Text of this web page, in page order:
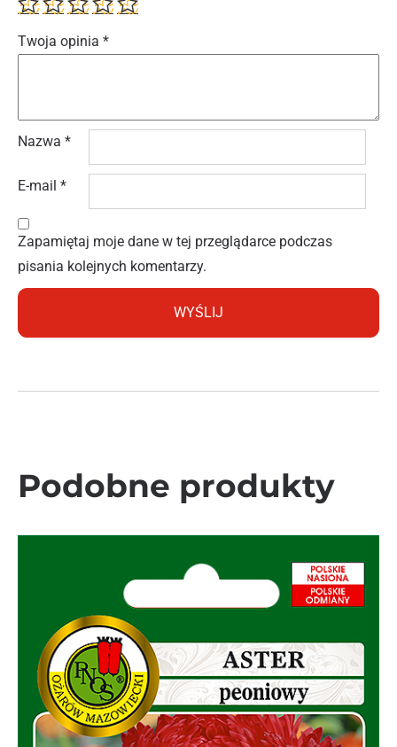
Twoja opinia *
Nazwa *
E-mail *
Zapamiętaj moje dane w tej przeglądarce podczas
pisania kolejnych komentarzy.
Podobne produkty